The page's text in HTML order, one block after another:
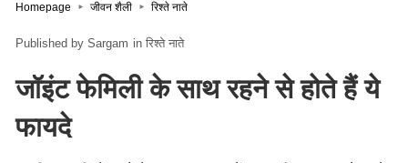
Homepage जीवन शैली रिश्ते नाते
Sargam in रिश्ते नाते
जॉइंट फेमिली के साथ रहने से होते हैं ये
फायदे